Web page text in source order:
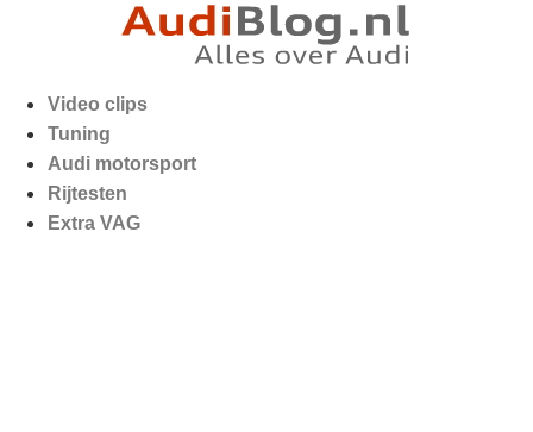
Video clips
Tuning
Audi motorsport
Rijtesten
Extra VAG